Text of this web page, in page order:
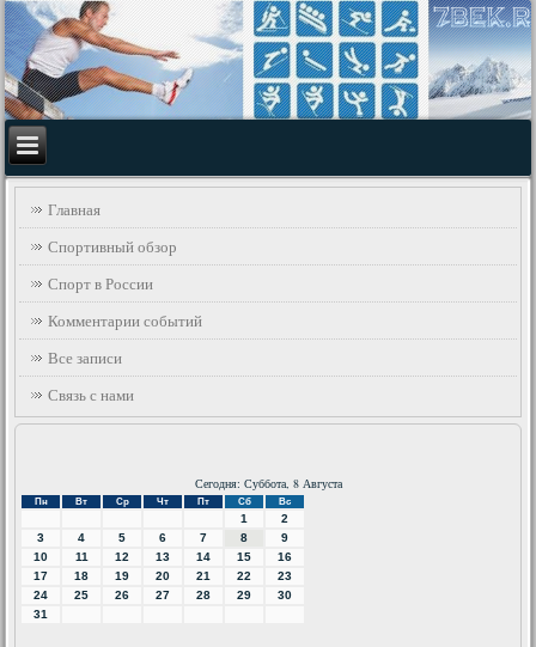
Главная
Спортивный обзор
Спорт в России
Комментарии событий
Все записи
Связь с нами
Сегодня: Суббота, 8 Августа
Пн Вт Ср Чт Пт Сб Вс
1
2
3
4 5 6 7 8
9
10
11 12 13 14 15
16
17
18 19 20 21 22
23
24
25 26 27 28 29
30
31